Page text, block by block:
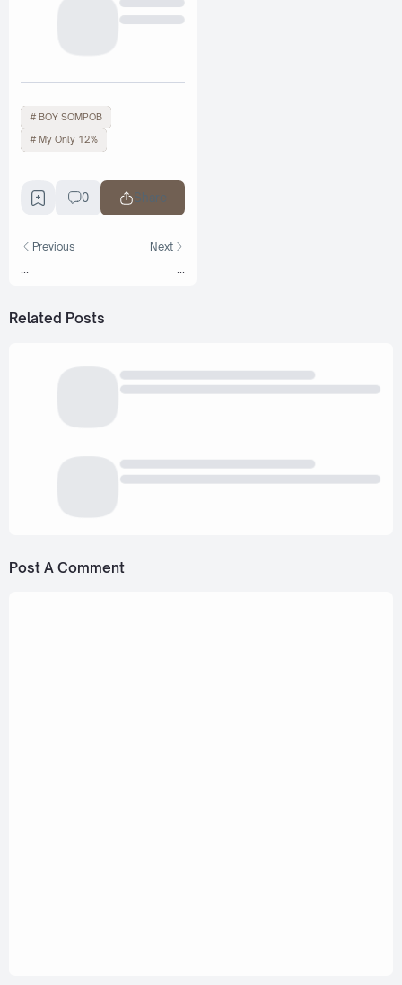
BOY SOMPOB
My Only 12%
0 Share
Previous Next
Related Posts
Post A Comment